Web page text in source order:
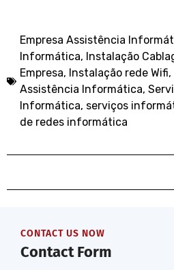
Empresa Assistência
Informática, Instalação
Empresa, Instalação rede Wifi,
Assistência Informática,
Informática, serviços
de redes informática
CONTACT US NOW
Contact Form